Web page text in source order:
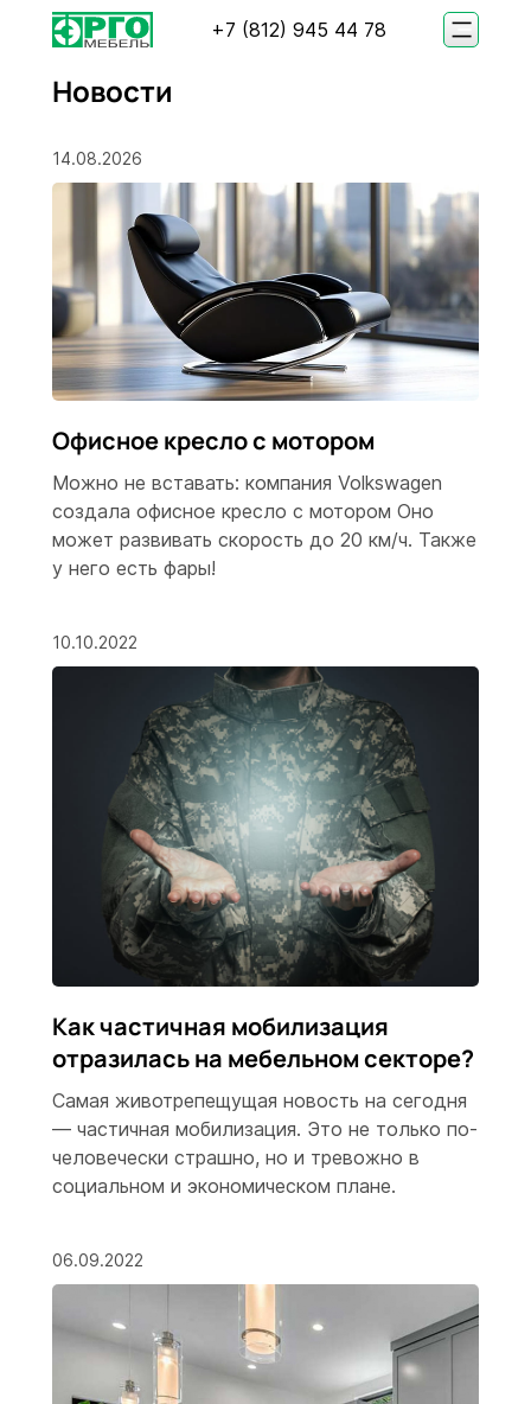
+7 (812) 945 44 78
Новости
14.08.2026
Офисное кресло с мотором
Можно не вставать: компания Volkswagen
создала офисное кресло с мотором Оно
может развивать скорость до 20 км/ч. Также
у него есть фары!
10.10.2022
Как частичная мобилизация
отразилась на мебельном секторе?
Самая животрепещущая новость на сегодня
— частичная мобилизация. Это не только по-
человечески страшно, но и тревожно в
социальном и экономическом плане.
06.09.2022